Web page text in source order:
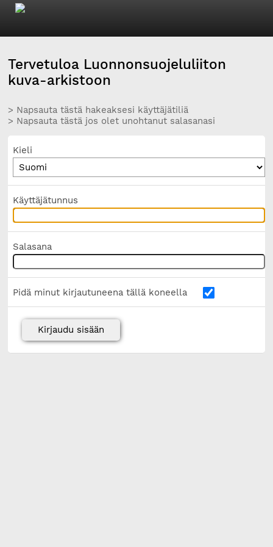
Tervetuloa Luonnonsuojeluliiton
kuva-arkistoon
> Napsauta tästä hakeaksesi käyttäjätiliä
> Napsauta tästä jos olet unohtanut salasanasi
Kieli
Käyttäjätunnus
Salasana
Pidä minut kirjautuneena tällä koneella